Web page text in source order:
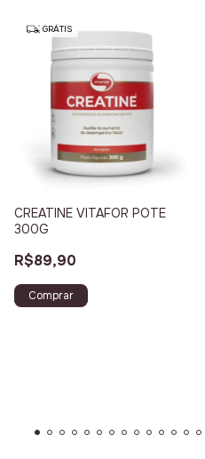
GRÁTIS
CREATINE VITAFOR POTE
300G
R$89,90